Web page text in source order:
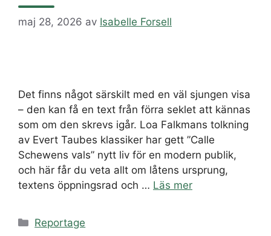
maj 28, 2026 av Isabelle Forsell
Det finns något särskilt med en väl sjungen visa
– den kan få en text från förra seklet att kännas
som om den skrevs igår. Loa Falkmans tolkning
av Evert Taubes klassiker har gett ”Calle
Schewens vals” nytt liv för en modern publik,
och här får du veta allt om låtens ursprung,
textens öppningsrad och … Läs mer
Kategorier
Reportage